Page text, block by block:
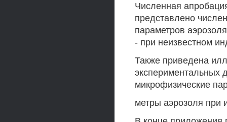
Численная
представлено
параметров
- при неизвестном
Также приведена
экспериментальных
микрофизические
метры аэрозоля при